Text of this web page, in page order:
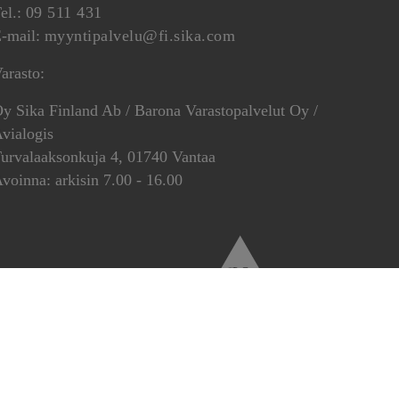
09 511 431
mail: myyntipalvelu@fi.sika.com
Sika Finland Ab / Barona Varastopalvelut Oy /
4, 01740 Vantaa
arkisin 7.00 - 16.00